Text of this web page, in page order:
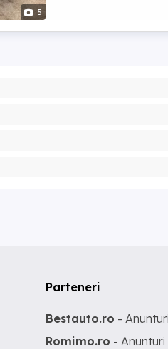
5
Parteneri
Bestauto.ro -
Romimo.ro -